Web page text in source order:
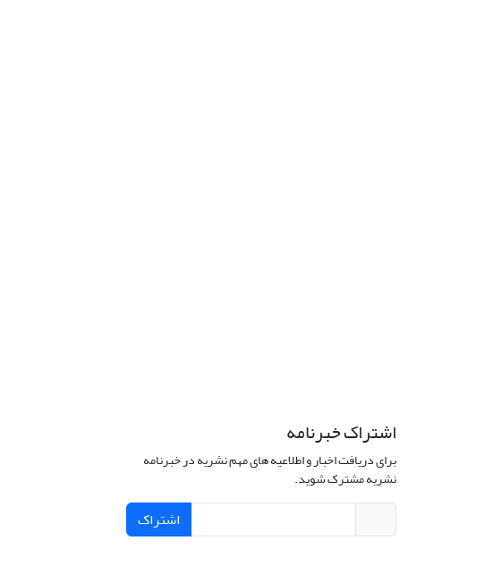
اشتراک خبرنامه
برای دریافت اخبار و اطلاعیه های مهم نشریه در خبرنامه
نشریه مشترک شوید.
اشتراک